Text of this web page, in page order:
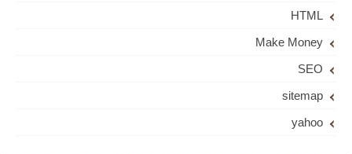
HTML
Make Money
SEO
sitemap
yahoo